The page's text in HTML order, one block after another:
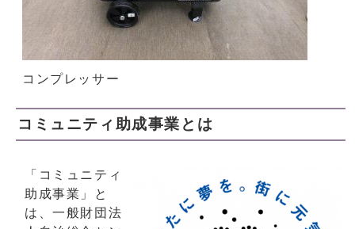
コンプレッサー
コミュニティ助成事業とは
「コミュニティ
助成事業」と
は、一般財団法